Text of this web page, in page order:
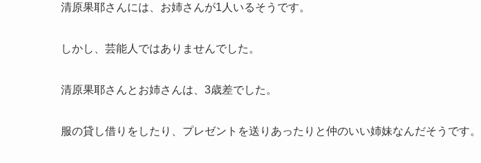
清原果耶さんには、お姉さんが1人いるそうです。
しかし、芸能人ではありませんでした。
清原果耶さんとお姉さんは、3歳差でした。
服の貸し借りをしたり、プレゼントを送りあったりと仲のいい姉妹なんだそうです。